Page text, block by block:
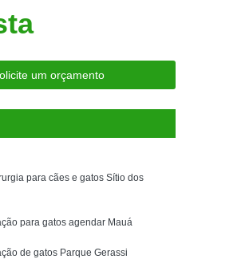
São Caetano
Animais Silvestres
Animal Silvestre
Silvestres
Veterinário
um orçamento
para cães e gatos Sítio dos
para gatos agendar Mauá
de gatos Parque Gerassi